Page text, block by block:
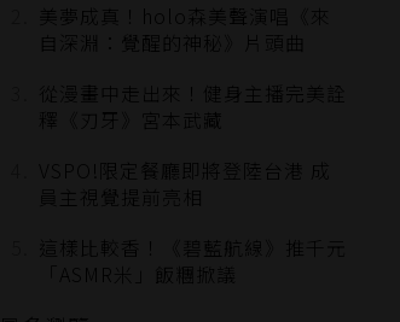
美夢成真！holo森美聲演唱《來
自深淵：覺醒的神秘》片頭曲
從漫畫中走出來！健身主播完美詮
釋《刃牙》宮本武藏
VSPO!限定餐廳即將登陸台港 成
員主視覺提前亮相
這樣比較香！《碧藍航線》推千元
「ASMR米」飯糰掀議